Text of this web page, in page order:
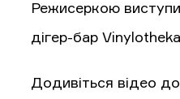
Режисеркою
дігер-бар
Додивіться відео